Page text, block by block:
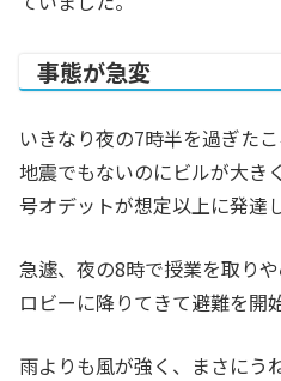
事態が急変
いきなり夜の7時半を過ぎた
地震でもないのにビルが大き
号オデットが想定以上に発達
急遽、夜の8時で授業を取り
ロビーに降りてきて避難を開
雨よりも風が強く、まさにう